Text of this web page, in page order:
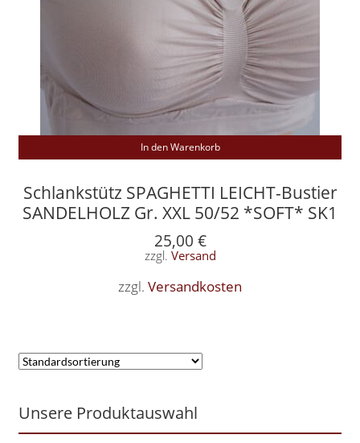
Schlankstütz SPAGHETTI LEICHT-Bustier
SANDELHOLZ Gr. XXL 50/52 *SOFT* SK1
25,00 €
zzgl. Versand
zzgl. Versandkosten
In den Warenkorb
Unsere Produktauswahl